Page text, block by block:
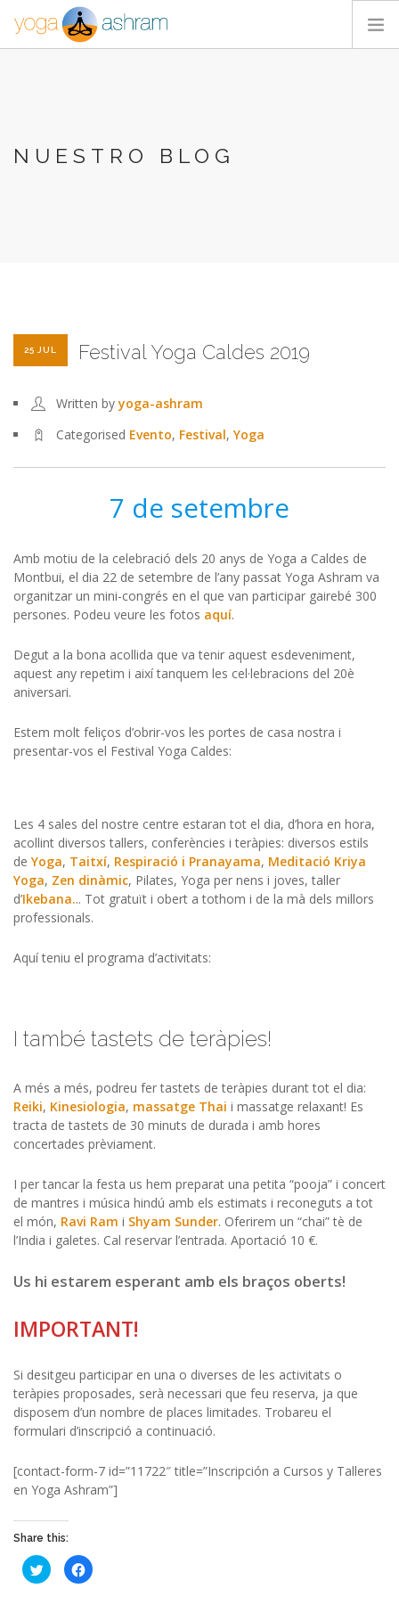
CONTACTA
NUESTRO BLOG
25 JUL Festival Yoga Caldes 2019
Written byyoga-ashram
Categorised Evento, Festival,Yoga
7 de setembre
Amb motiu de la celebració dels 20 anys de Yoga a Caldes de
Montbui, el dia 22 de setembre de l’any passat Yoga Ashram va
organitzar un mini-congrés en el que van participar gairebé 300
persones. Podeu veure les fotos aquí.
Degut a la bona acollida que va tenir aquest esdeveniment,
aquest any repetim i així tanquem les cel·lebracions del 20è
aniversari.
Estem molt feliços d’obrir-vos les portes de casa nostra i
presentar-vos el Festival Yoga Caldes:
Les 4 sales del nostre centre estaran tot el dia, d’hora en hora,
acollint diversos tallers, conferències i teràpies: diversos estils
deYoga, Taitxí, Respiració i Pranayama, Meditació Kriya
Yoga, Zen dinàmic, Pilates, Yoga per nens i joves, taller
d’Ikebana... Tot gratuït i obert a tothom i de la mà dels millors
professionals.
Aquí teniu el programa d’activitats:
I també tastets de teràpies!
A més a més, podreu fer tastets de teràpies durant tot el dia:
Reiki, Kinesiologia, massatge Thai i massatge relaxant! Es
tracta de tastets de 30 minuts de durada i amb hores
concertades prèviament.
I per tancar la festa us hem preparat una petita “pooja” i concert
de mantres i música hindú amb els estimats i reconeguts a tot
el món, Ravi Ram i Shyam Sunder. Oferirem un “chai” tè de
l’India i galetes. Cal reservar l’entrada. Aportació 10 €.
Us hi estarem esperant amb els braços oberts!
IMPORTANT!
Si desitgeu participar en una o diverses de les activitats o
teràpies proposades, serà necessari que feu reserva, ja que
disposem d’un nombre de places limitades. Trobareu el
formulari d’inscripció a continuació.
[contact-form-7 id=”11722″ title=”Inscripción a Cursos y Talleres
en Yoga Ashram”]
Share this:
Haz
clic
Haz
clic